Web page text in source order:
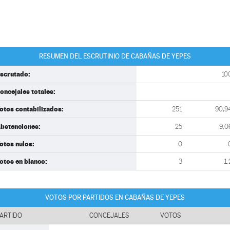
RESUMEN DEL ESCRUTINIO DE CABAÑAS DE YEPES
totales:
contabilizados: 251
25
nulos: 0
en blanco: 3
VOTOS POR PARTIDOS EN CABAÑAS DE YEPES
CONCEJALES VOTOS